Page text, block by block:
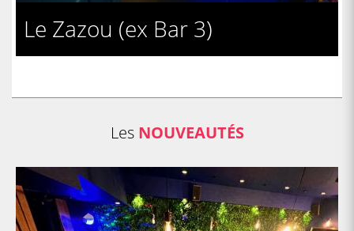
Le Zazou (ex Bar 3)
Les NOUVEAUTÉS